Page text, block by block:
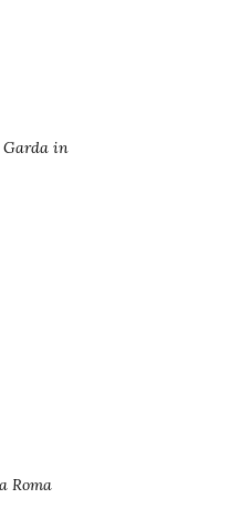
Garda in
Roma